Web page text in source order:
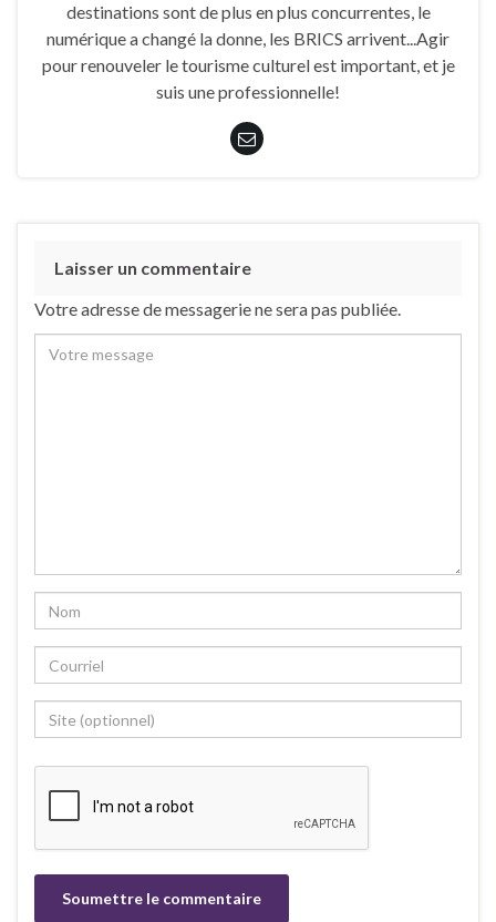
destinations sont de plus en plus concurrentes, le
numérique a changé la donne, les BRICS arrivent...Agir
pour renouveler le tourisme culturel est important, et je
suis une professionnelle!
Laisser un commentaire
Votre adresse de messagerie ne sera pas publiée.